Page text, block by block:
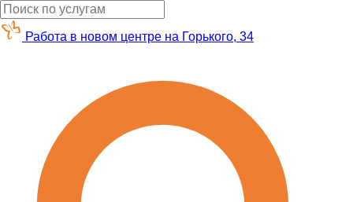
Работа в новом центре на Горького, 34